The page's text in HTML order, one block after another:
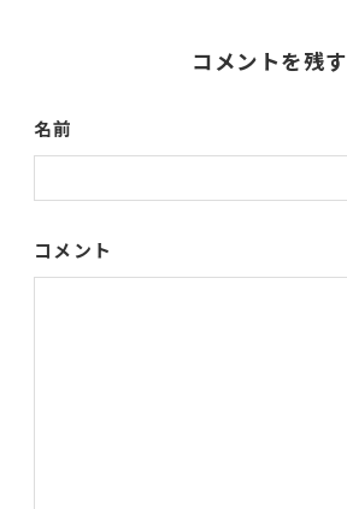
コメントを残す
名前
コメント